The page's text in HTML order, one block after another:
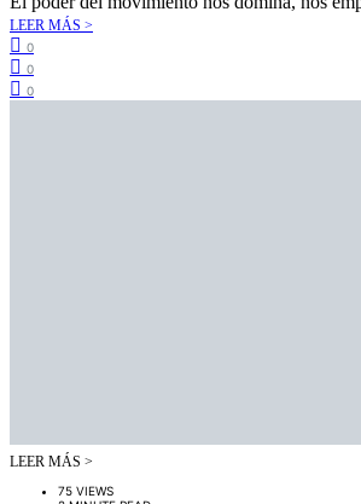
LEER MÁS >
0
0
0
LEER MÁS >
75 VIEWS